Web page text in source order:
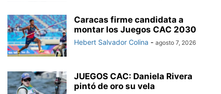
Caracas firme candidata a
montar los Juegos CAC 2030
Hebert Salvador Colina - agosto 7, 2026
JUEGOS CAC: Daniela Rivera
pintó de oro su vela